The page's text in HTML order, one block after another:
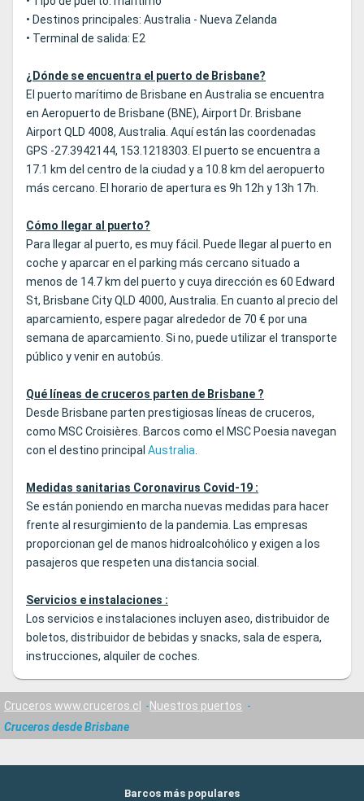
• Destinos principales: Australia - Nueva Zelanda
• Terminal de salida: E2
¿Dónde se encuentra el puerto de Brisbane?
El puerto marítimo de Brisbane en Australia se encuentra
en Aeropuerto de Brisbane (BNE), Airport Dr. Brisbane
Airport QLD 4008, Australia. Aquí están las coordenadas
GPS -27.3942144, 153.1218303. El puerto se encuentra a
17.1 km del centro de la ciudad y a 10.8 km del aeropuerto
más cercano. El horario de apertura es 9h 12h y 13h 17h.
Cómo llegar al puerto?
Para llegar al puerto, es muy fácil. Puede llegar al puerto en
coche y aparcar en el parking más cercano situado a
menos de 14.7 km del puerto y cuya dirección es 60 Edward
St, Brisbane City QLD 4000, Australia. En cuanto al precio del
aparcamiento, espere pagar alrededor de 70 € por una
semana de aparcamiento. Si no, puede utilizar el transporte
público y venir en autobús.
Qué líneas de cruceros parten de Brisbane ?
Desde Brisbane parten prestigiosas líneas de cruceros,
como MSC Croisières. Barcos como el MSC Poesia navegan
con el destino principal Australia.
Medidas sanitarias Coronavirus Covid-19 :
Se están poniendo en marcha nuevas medidas para hacer
frente al resurgimiento de la pandemia. Las empresas
proporcionan gel de manos hidroalcohólico y exigen a los
pasajeros que respeten una distancia social.
Servicios e instalaciones :
Los servicios e instalaciones incluyen aseo, distribuidor de
boletos, distribuidor de bebidas y snacks, sala de espera,
instrucciones, alquiler de coches.
Cruceros www.cruceros.cl
Nuestros puertos
Cruceros desde Brisbane
Barcos más populares